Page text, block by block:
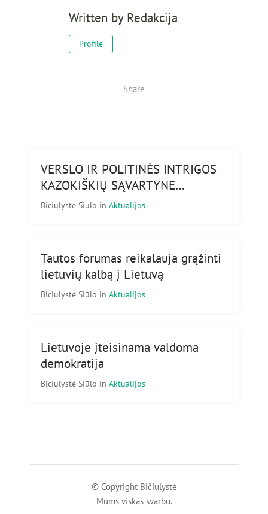
Written by Redakcija
Profile
Share
VERSLO IR POLITINĖS INTRIGOS
KAZOKIŠKIŲ SĄVARTYNE…
Biciulystė Siūlo in Aktualijos
Tautos forumas reikalauja grąžinti
lietuvių kalbą į Lietuvą
Biciulystė Siūlo in Aktualijos
Lietuvoje įteisinama valdoma
demokratija
Biciulystė Siūlo in Aktualijos
© Copyright Bičiulystė
Mums viskas svarbu.